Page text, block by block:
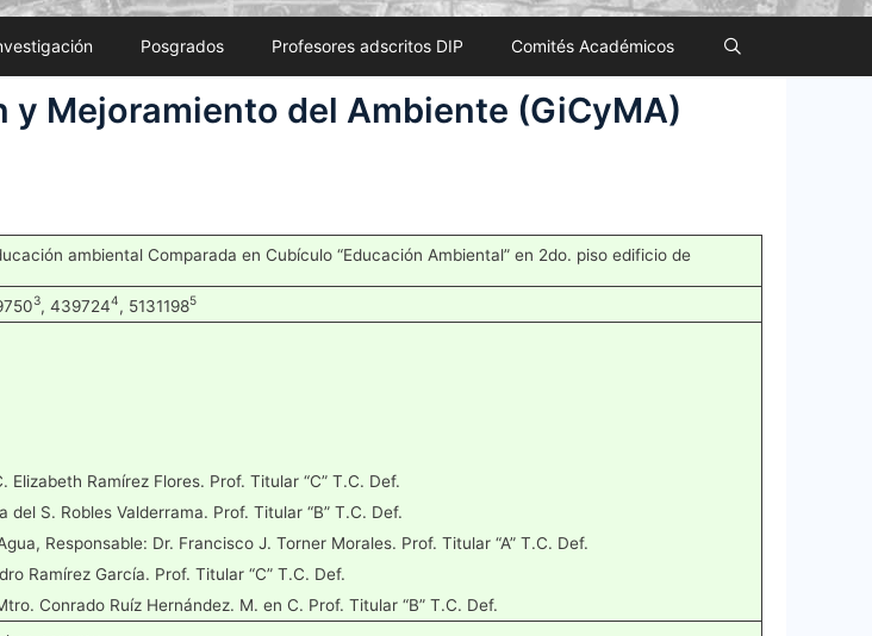
Posgrados Profesores adscritos DIP Comités Académicos
Mejoramiento del Ambiente (GiCyMA)
ambiental Comparada en Cubículo “Educación Ambiental” en 2do. piso edificio de
3, 4397244, 51311985
Ramírez Flores. Prof. Titular “C” T.C. Def.
S. Robles Valderrama. Prof. Titular “B” T.C. Def.
Responsable: Dr. Francisco J. Torner Morales. Prof. Titular “A” T.C. Def.
Ramírez García. Prof. Titular “C” T.C. Def.
Conrado Ruíz Hernández. M. en C. Prof. Titular “B” T.C. Def.